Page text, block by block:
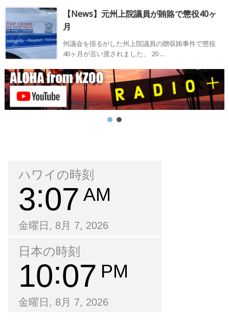
【News】元州上院議員が賄賂で懲役40ヶ
月
州議会を揺るがした州上院議員の贈収賄事件で懲役
40ヶ月が言い渡されました。 20 ...
ハワイの時刻
3 07 AM
金曜日, 8月 7, 2026
日本の時刻
10 07 PM
金曜日, 8月 7, 2026